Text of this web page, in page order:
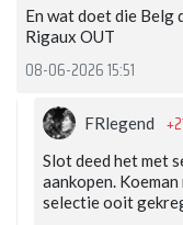
En wat doet die Belg
Rigaux OUT
08-06-2026 15:51
FRlegend
Slot deed het met
aankopen.
selectie ooit